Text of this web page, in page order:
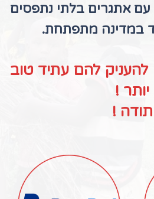
עם אתגרים בלתי נתפסים
במדינה מתפתחת.
להם עתיד טוב
יותר !
תודה !